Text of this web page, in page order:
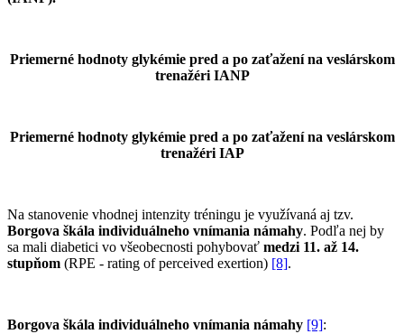
Priemerné hodnoty glykémie pred a po zaťažení na veslárskom
trenažéri IANP
Priemerné hodnoty glykémie pred a po zaťažení na veslárskom
trenažéri IAP
Na stanovenie vhodnej intenzity tréningu je využívaná aj tzv.
Borgova škála individuálneho vnímania námahy. Podľa nej by
sa mali diabetici vo všeobecnosti pohybovať medzi 11. až 14.
stupňom (RPE - rating of perceived exertion) [8].
Borgova škála individuálneho vnímania námahy [9]: